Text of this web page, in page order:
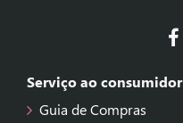
Serviço ao consumidor
Guia de Compras